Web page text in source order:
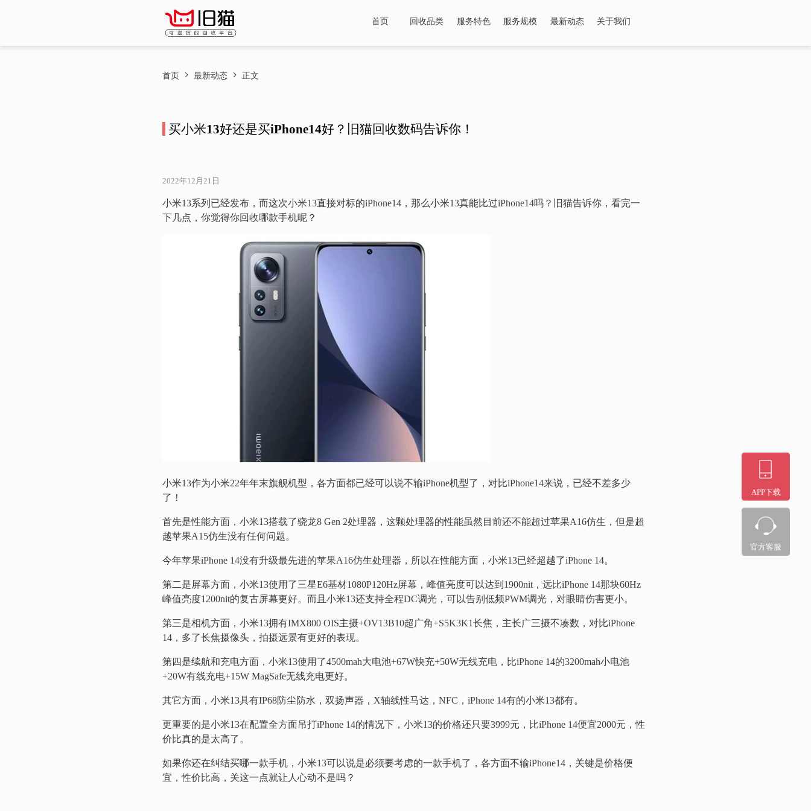
首页 回收品类 服务特色 服务规模 最新动态 关于我们
APP下载
官方客服
首页 最新动态 正文
买小米13好还是买iPhone14好？旧猫回收数码告诉你！
2022年12月21日
小米13系列已经发布，而这次小米13直接对标的iPhone14，那么小米13真能比过iPhone14吗？旧猫告诉你，看完一
下几点，你觉得你回收哪款手机呢？
小米13作为小米22年年末旗舰机型，各方面都已经可以说不输iPhone机型了，对比iPhone14来说，已经不差多少
了！
首先是性能方面，小米13搭载了骁龙8 Gen 2处理器，这颗处理器的性能虽然目前还不能超过苹果A16仿生，但是超
越苹果A15仿生没有任何问题。
今年苹果iPhone 14没有升级最先进的苹果A16仿生处理器，所以在性能方面，小米13已经超越了iPhone 14。
第二是屏幕方面，小米13使用了三星E6基材1080P120Hz屏幕，峰值亮度可以达到1900nit，远比iPhone 14那块60Hz
峰值亮度1200nit的复古屏幕更好。而且小米13还支持全程DC调光，可以告别低频PWM调光，对眼睛伤害更小。
第三是相机方面，小米13拥有IMX800 OIS主摄+OV13B10超广角+S5K3K1长焦，主长广三摄不凑数，对比iPhone
14，多了长焦摄像头，拍摄远景有更好的表现。
第四是续航和充电方面，小米13使用了4500mah大电池+67W快充+50W无线充电，比iPhone 14的3200mah小电池
+20W有线充电+15W MagSafe无线充电更好。
其它方面，小米13具有IP68防尘防水，双扬声器，X轴线性马达，NFC，iPhone 14有的小米13都有。
更重要的是小米13在配置全方面吊打iPhone 14的情况下，小米13的价格还只要3999元，比iPhone 14便宜2000元，性
价比真的是太高了。
如果你还在纠结买哪一款手机，小米13可以说是必须要考虑的一款手机了，各方面不输iPhone14，关键是价格便
宜，性价比高，关这一点就让人心动不是吗？